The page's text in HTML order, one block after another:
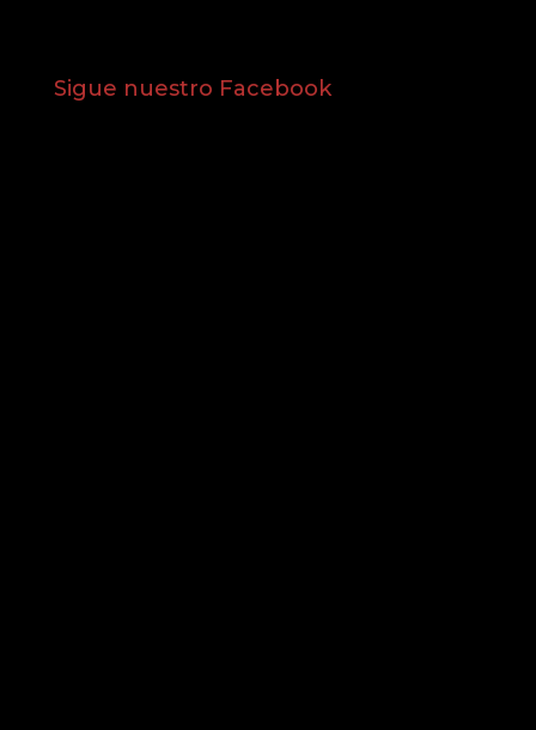
Sigue nuestro Facebook